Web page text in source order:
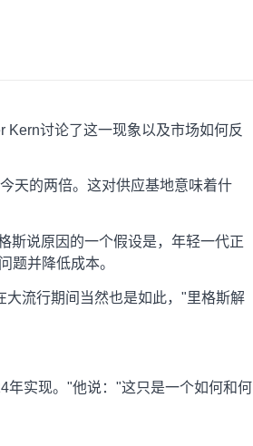
Kern讨论了这一现象以及市场如何反
天的两倍。这对供应基地意味着什
斯说原因的一个假设是，年轻一代正
题并降低成本。
流行期间当然也是如此，"里格斯解
年实现。"他说："这只是一个如何和何